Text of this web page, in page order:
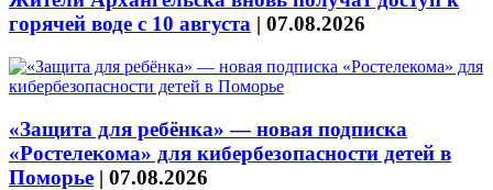
горячей воде с 10 августа | 07.08.2026
«Защита для ребёнка» — новая подписка
«Ростелекома» для кибербезопасности детей в
Поморье | 07.08.2026